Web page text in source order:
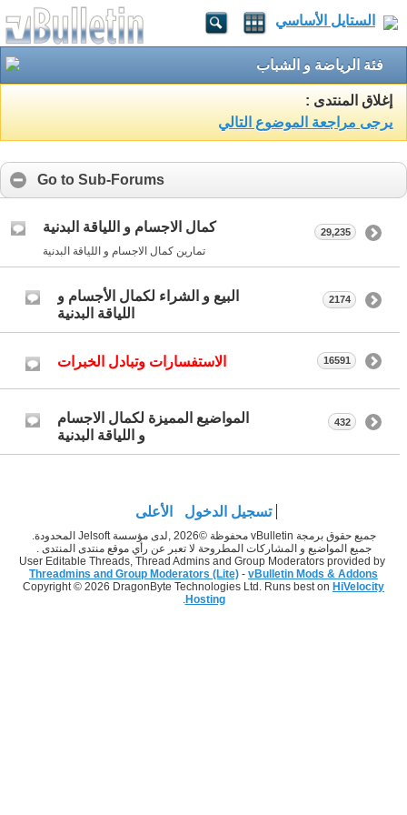
الستايل الأساسي
فئة الرياضة و الشباب
إغلاق المنتدى :
يرجى مراجعة الموضوع التالي
Go to Sub-Forums
كمال الاجسام و اللياقة البدنية
تمارين كمال الاجسام و اللياقة البدنية
29,235
البيع و الشراء لكمال الأجسام و
اللياقة البدنية
2174
الاستفسارات وتبادل الخبرات 16591
المواضيع المميزة لكمال الاجسام
و اللياقة البدنية
432
تسجيل الدخول الأعلى
جميع حقوق برمجة vBulletin محفوظة ©2026 ,لدى مؤسسة Jelsoft المحدودة.
جميع المواضيع و المشاركات المطروحة لا تعبر عن رأي موقع منتدى المنتدى .
User Editable Threads, Thread Admins and Group Moderators provided by
Threadmins and Group Moderators (Lite) - vBulletin Mods & Addons
Copyright © 2026 DragonByte Technologies Ltd. Runs best on HiVelocity
Hosting
.